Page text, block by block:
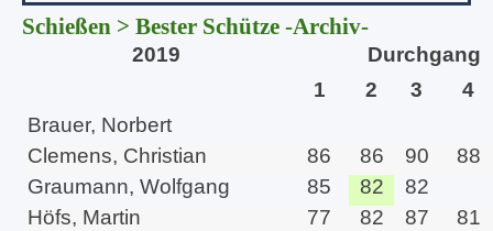
Schießen > Bester Schütze -Archiv-
2019
Durchgang
1
2 3
4
Brauer, Norbert
Clemens, Christian
86 86 90
88
Graumann, Wolfgang
85 82
82
Höfs, Martin
77 82 87
81